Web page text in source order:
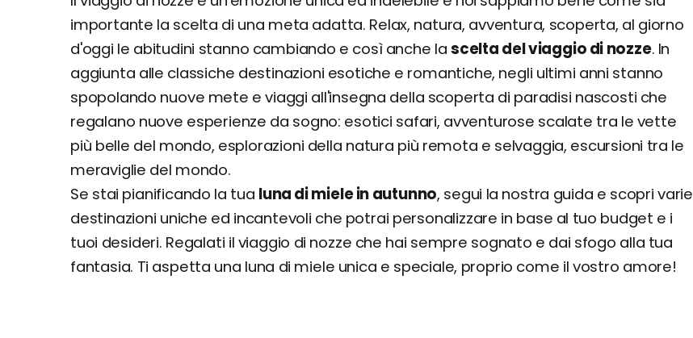
importante la scelta di una meta adatta. Relax, natura, avventura, scoperta, al giorno
d'oggi le abitudini stanno cambiando e così anche la scelta del viaggio di nozze. In
aggiunta alle classiche destinazioni esotiche e romantiche, negli ultimi anni stanno
spopolando nuove mete e viaggi all'insegna della scoperta di paradisi nascosti che
regalano nuove esperienze da sogno: esotici safari, avventurose scalate tra le vette
più belle del mondo, esplorazioni della natura più remota e selvaggia, escursioni tra le
meraviglie del mondo.
Se stai pianificando la tua luna di miele in autunno, segui la nostra guida e scopri varie
destinazioni uniche ed incantevoli che potrai personalizzare in base al tuo budget e i
tuoi desideri. Regalati il viaggio di nozze che hai sempre sognato e dai sfogo alla tua
fantasia. Ti aspetta una luna di miele unica e speciale, proprio come il vostro amore!